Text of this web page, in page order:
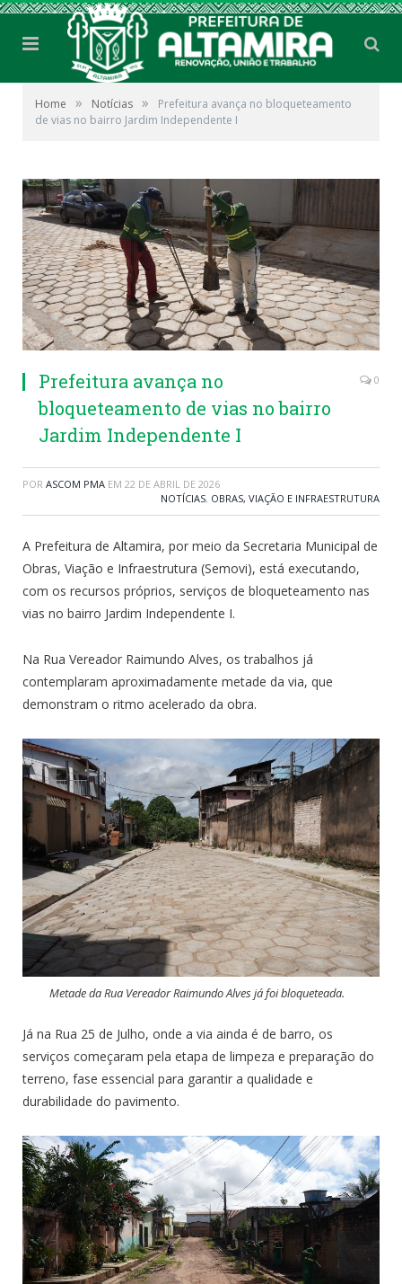
Home » Notícias »
Prefeitura avança no bloqueteamento
de vias no bairro Jardim Independente I
Prefeitura avança no
bloqueteamento de vias no bairro
Jardim Independente I
0
POR ASCOM PMA EM 22 DE ABRIL DE 2026
NOTÍCIAS, OBRAS, VIAÇÃO E INFRAESTRUTURA
A Prefeitura de Altamira, por meio da Secretaria Municipal de
Obras, Viação e Infraestrutura (Semovi), está executando,
com os recursos próprios, serviços de bloqueteamento nas
vias no bairro Jardim Independente I.
Na Rua Vereador Raimundo Alves, os trabalhos já
contemplaram aproximadamente metade da via, que
demonstram o ritmo acelerado da obra.
Metade da Rua Vereador Raimundo Alves já foi bloqueteada.
Já na Rua 25 de Julho, onde a via ainda é de barro, os
serviços começaram pela etapa de limpeza e preparação do
terreno, fase essencial para garantir a qualidade e
durabilidade do pavimento.